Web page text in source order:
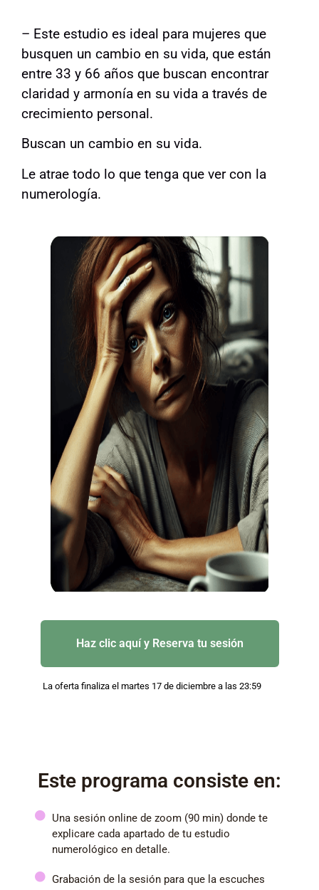
– Este estudio es ideal para mujeres que
busquen un cambio en su vida, que están
entre 33 y 66 años que buscan encontrar
claridad y armonía en su vida a través de
crecimiento personal.
Buscan un cambio en su vida.
Le atrae todo lo que tenga que ver con la
numerología.
Haz clic aquí y Reserva tu sesión
La oferta finaliza el martes 17 de diciembre a las 23:59
Este programa consiste en:
Una sesión online de zoom (90 min) donde te
explicare cada apartado de tu estudio
numerológico en detalle.
Grabación de la sesión para que la escuches